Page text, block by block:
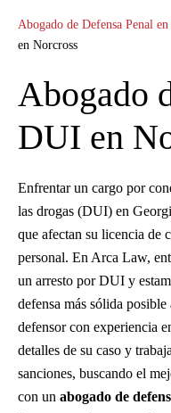
Abogado de Defensa Penal
en Norcross
Abogado
DUI en
Enfrentar un cargo por
las drogas (DUI) en
que afectan su licencia de
personal. En Arca Law,
un arresto por DUI y
defensa más sólida
defensor con experiencia
detalles de su caso y
sanciones, buscando el
con un abogado de